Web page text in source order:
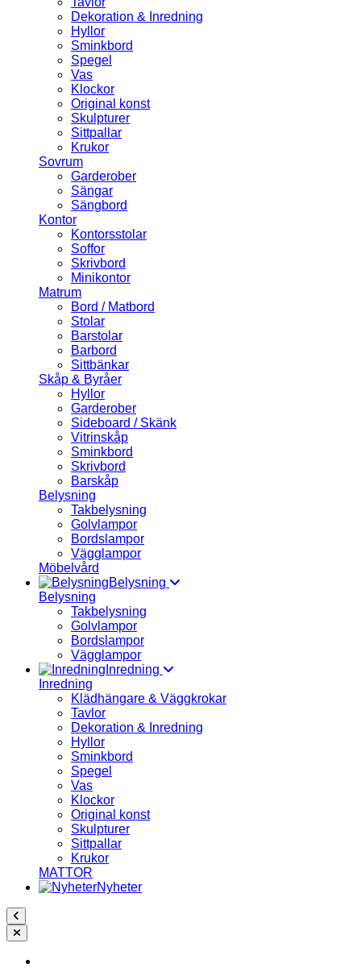
Dekoration & Inredning
Hyllor
Sminkbord
Spegel
Vas
Klockor
Original konst
Skulpturer
Sittpallar
Krukor
Sovrum
Garderober
Sängar
Sängbord
Kontor
Kontorsstolar
Soffor
Skrivbord
Minikontor
Matrum
Bord / Matbord
Stolar
Barstolar
Barbord
Sittbänkar
Skåp & Byråer
Hyllor
Garderober
Sideboard / Skänk
Vitrinskåp
Sminkbord
Skrivbord
Barskåp
Belysning
Takbelysning
Golvlampor
Bordslampor
Vägglampor
Möbelvård
Belysning
Belysning
Takbelysning
Golvlampor
Bordslampor
Vägglampor
Inredning
Inredning
Klädhängare & Väggkrokar
Tavlor
Dekoration & Inredning
Hyllor
Sminkbord
Spegel
Vas
Klockor
Original konst
Skulpturer
Sittpallar
Krukor
MATTOR
Nyheter